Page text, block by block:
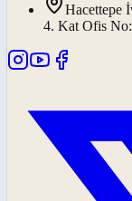
Hacettepe
4. Kat Ofis